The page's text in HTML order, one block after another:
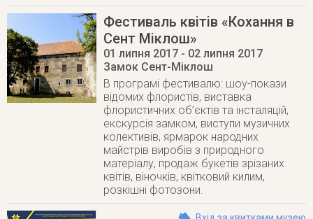
Фестиваль квітів «Кохання в
Сент Міклош»
01 липня 2017 - 02 липня 2017
Замок Сент-Міклош
В програмі фестивалю: шоу-покази
відомих флористів, виставка
флористичних об’єктів та інсталяцій,
екскурсія замком, виступи музичних
колективів, ярмарок народних
майстрів виробів з природного
матеріалу, продаж букетів зрізаних
квітів, віночків, квітковий килим,
розкішні фотозони.